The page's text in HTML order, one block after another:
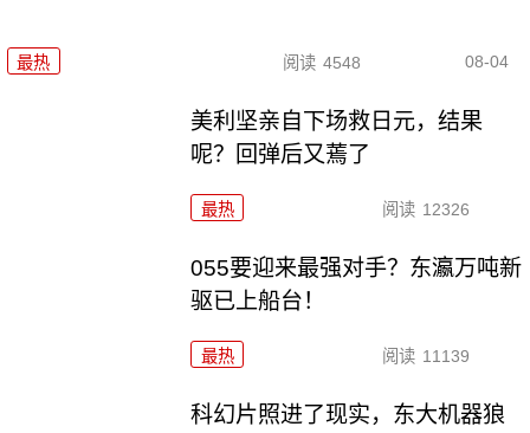
最热 阅读 4548 08-04
美利坚亲自下场救日元，结果
呢？回弹后又蔫了
最热 阅读 12326
055要迎来最强对手？东瀛万吨新
驱已上船台！
最热 阅读 11139
科幻片照进了现实，东大机器狼